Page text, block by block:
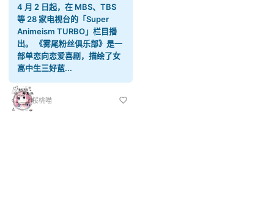
4 月 2 日起，在 MBS、TBS
等 28 家电视台的「Super
Animeism TURBO」栏目播
出。 《雾尾粉丝俱乐部》是一
部单恋向恋爱喜剧，描绘了女
高中生三好蓝...
桜桃喵